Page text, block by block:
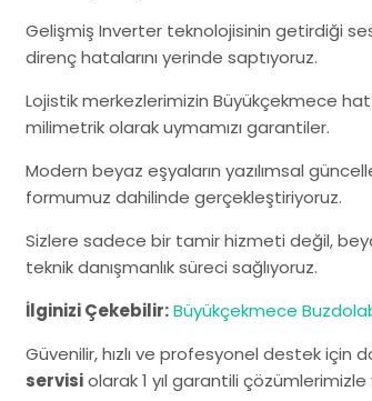
Gelişmiş Inverter teknolojisinin getirdiği
direnç hatalarını yerinde saptıyoruz.
Lojistik merkezlerimizin Büyükçekmece
milimetrik olarak uymamızı garantiler.
Modern beyaz eşyaların yazılımsal
formumuz dahilinde gerçekleştiriyoruz.
Sizlere sadece bir tamir hizmeti değil,
teknik danışmanlık süreci sağlıyoruz.
İlginizi Çekebilir:Büyükçekmece
Güvenilir, hızlı ve profesyonel destek için
servisiolarak 1 yıl garantili çözümlerimizle